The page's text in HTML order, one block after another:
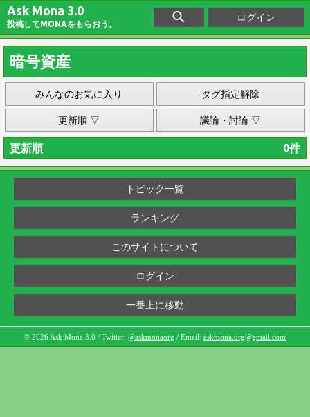
Ask Mona 3.0
投稿してMONAをもらおう。
ログイン
暗号資産
みんなのお気に入り タグ指定解除
更新順 ▽ 議論・討論 ▽
更新順 0件
トピック一覧
ランキング
このサイトについて
ログイン
一番上に移動
© 2026 Ask Mona 3.0 / Twitter: @askmonaorg / Email: askmona.org@gmail.com